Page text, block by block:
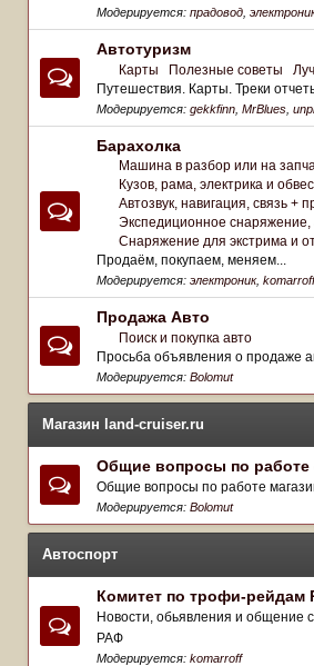
Модерируется: прадовод
Автотуризм
Карты Полезные советы
Путешествия. Карты. Треки
Модерируется: gekkfinn MrBlues
Барахолка
Машина в разбор или на
Кузов, рама, электрика и
Автозвук, навигация, связь +
Экспедиционное снаряжение,
Снаряжение для экстрима и
Продаём, покупаем, меняем...
Модерируется: электроник, komarroff
Продажа Авто
Поиск и покупка авто
Просьба объявления о продаже
Модерируется: Bolomut
Магазин land-cruiser.ru
Общие вопросы по работе
Общие вопросы по работе
Модерируется: Bolomut
Автоспорт
Комитет по трофи-рейдам
Новости, обьявления и общение
РАФ
Модерируется: komarroff